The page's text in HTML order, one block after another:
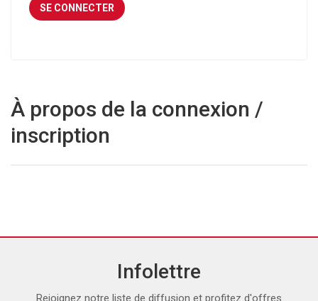
À propos de la connexion /
inscription
Infolettre
Rejoignez notre liste de diffusion et profitez d'offres